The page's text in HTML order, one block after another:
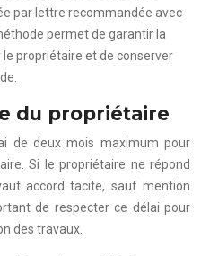
par lettre recommandée avec
permet de garantir la
propriétaire et de conserver
du propriétaire
de deux mois maximum pour
Si le propriétaire ne répond
accord tacite, sauf mention
de respecter ce délai pour
des travaux.